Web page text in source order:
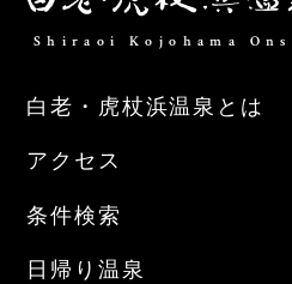
Shiraoi Kojohama
白老・虎杖浜温泉とは
アクセス
条件検索
日帰り温泉